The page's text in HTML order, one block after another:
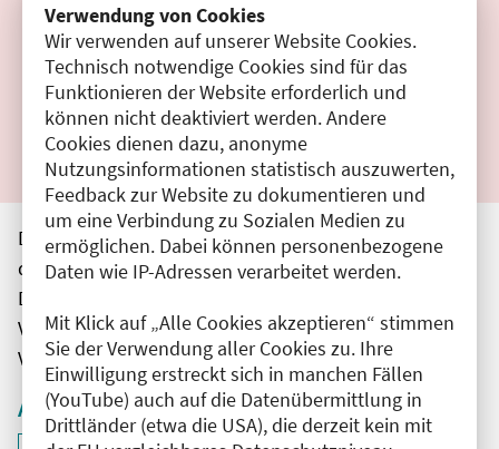
Verwendung von Cookies
Wir verwenden auf unserer Website Cookies.
Technisch notwendige Cookies sind für das
Funktionieren der Website erforderlich und
können nicht deaktiviert werden. Andere
Cookies dienen dazu, anonyme
Nutzungsinformationen statistisch auszuwerten,
Feedback zur Website zu dokumentieren und
um eine Verbindung zu Sozialen Medien zu
ermöglichen. Dabei können personenbezogene
Daten wie IP-Adressen verarbeitet werden.
Mit Klick auf „Alle Cookies akzeptieren“ stimmen
Sie der Verwendung aller Cookies zu. Ihre
Einwilligung erstreckt sich in manchen Fällen
(YouTube) auch auf die Datenübermittlung in
Drittländer (etwa die USA), die derzeit kein mit
Filter zurücksetzen
Ergebnisse drucken
Die hier aufgeführten Veranstaltungen entsprechen
den unmittelbar vom Veranstalter getätigten Angaben.
Die Ärztekammer Berlin übernimmt keine
Verantwortung für den Inhalt, die Haftung obliegt dem
Veranstalter.
Aktive Filter